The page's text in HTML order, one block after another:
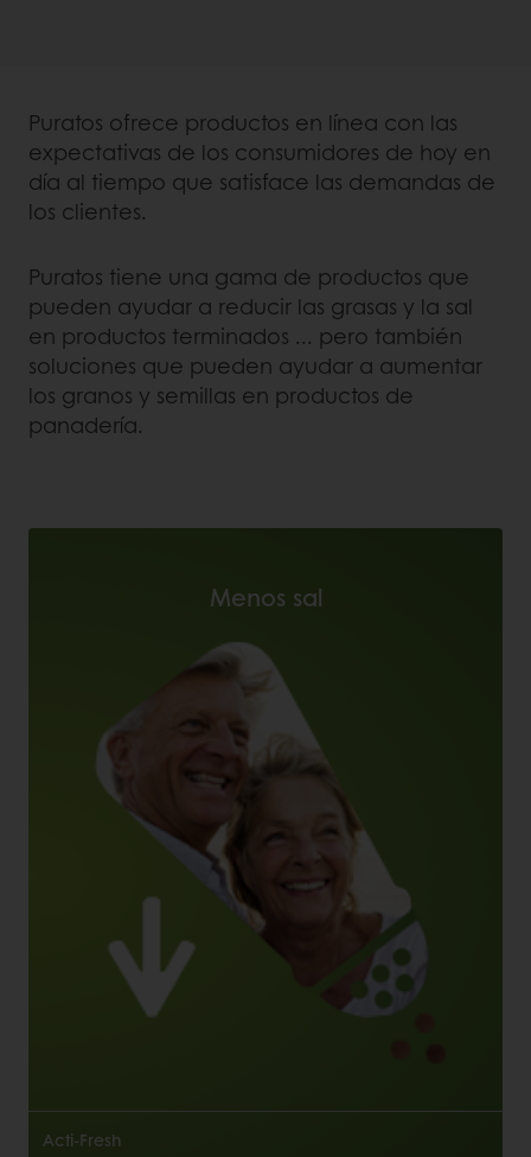
Puratos ofrece productos en línea con las
expectativas de los consumidores de hoy en
día al tiempo que satisface las demandas de
los clientes.
Puratos tiene una gama de productos que
pueden ayudar a reducir las grasas y la sal
en productos terminados ... pero también
soluciones que pueden ayudar a aumentar
los granos y semillas en productos de
panadería.
Menos sal
Acti-Fresh